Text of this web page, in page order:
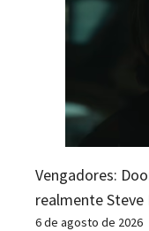
Vengadores:
realmente Steve
6 de agosto de 2026